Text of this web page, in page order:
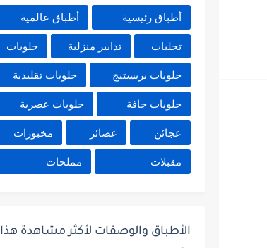
أطباق رئيسية أطباق عالمية
تحليات تدابير منزلية حلويات
حلويات بريستيج حلويات تقليدية
حلويات جافة حلويات عصرية
عجائن عصائر مخبوزات
مقبلات مملحات
الأطباق والوصفات لأكثر مشاهدة هذا